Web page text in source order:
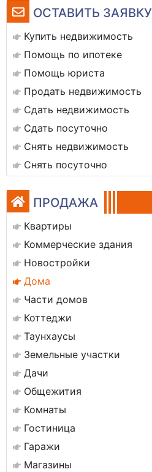
ОСТАВИТЬ ЗАЯВКУ
Купить недвижимость
Помощь по ипотеке
Помощь юриста
Продать недвижимость
Сдать недвижимость
Сдать посуточно
Снять недвижимость
Снять посуточно
ПРОДАЖА
Квартиры
Коммерческие здания
Новостройки
Дома
Части домов
Коттеджи
Таунхаусы
Земельные участки
Дачи
Общежития
Комнаты
Гостиница
Гаражи
Магазины